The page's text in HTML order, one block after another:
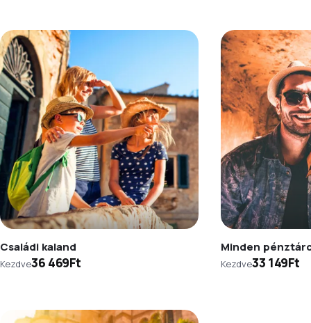
Családi kaland
Kezdve36 469Ft
Minden
Kezdve33 149Ft